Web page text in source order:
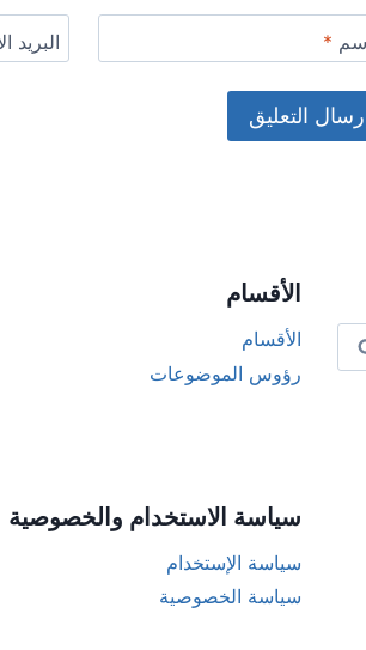
* البريد
الأقسام
الأقسام
رؤوس الموضوعات
سياسة الاستخدام والخصوصية
سياسة الإستخدام
سياسة الخصوصية